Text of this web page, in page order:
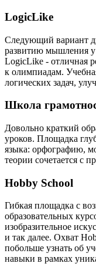
LogicLike
Следующий вариант
развитию мышления
LogicLike - отличная
к олимпиадам.
логических задач,
Школа
Довольно краткий
уроков. Площадка
языка: орфографию,
теории сочетается с
Hobby School
Гибкая площадка с
образовательных
изобразительное
и так далее. Охват
побольше узнать об
навыки в рамках